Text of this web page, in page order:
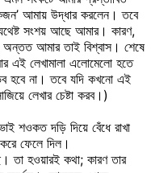
আমায় উদ্ধার করলেন। তবে
সংশয় আছে আমার। কারণ,
অন্তত আমার তাই বিশ্বাস। শেষে
এই লেখামালা এলোমেলো হতে
হবে না। তবে যদি কখনো এই
লেখার চেষ্টা করব।)
শওকত দড়ি দিয়ে বেঁধে রাখা
ফেলে দিল।
তা হওয়ারই কথা; কারণ তার